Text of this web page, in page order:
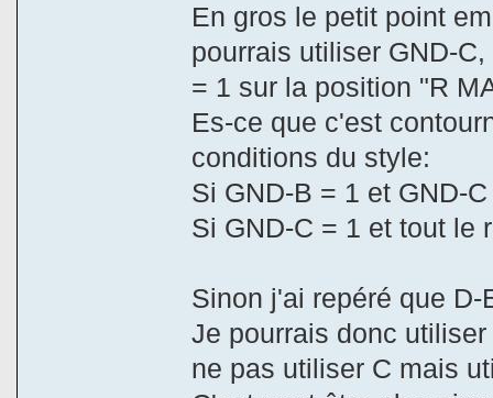
En gros le petit point
pourrais utiliser GND-
= 1 sur la position "R
Es-ce que c'est
conditions du style:
Si GND-B = 1 et GND-
Si GND-C = 1 et tout le
Sinon j'ai repéré que
Je pourrais donc
ne pas utiliser C mais